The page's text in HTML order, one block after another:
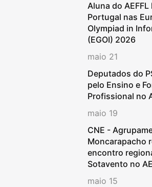
Aluna do
Portugal nas
Olympiad in
(EGOI) 2026
maio 21
Deputados do
pelo Ensino e
Profissional no
maio 19
CNE -
Moncarapacho
encontro
Sotavento no
maio 15